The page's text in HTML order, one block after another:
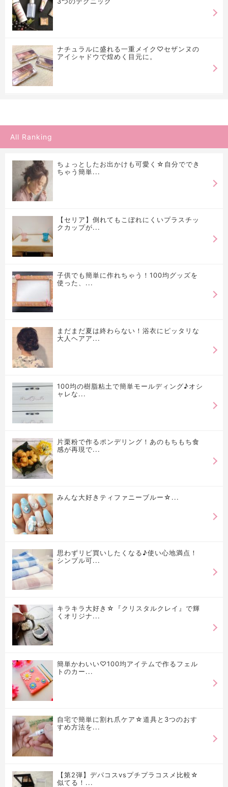
ナチュラルに盛れる一重メイク♡セザンヌの
アイシャドウで煌めく目元に。
All Ranking
ちょっとしたお出かけも可愛く☆自分ででき
ちゃう簡単...
【セリア】倒れてもこぼれにくいプラスチッ
クカップが...
子供でも簡単に作れちゃう！100均グッズを
使った、...
まだまだ夏は終わらない！浴衣にピッタリな
大人ヘアア...
100均の樹脂粘土で簡単モールディング♪オシ
ャレな...
片栗粉で作るポンデリング！あのもちもち食
感が再現で...
みんな大好きティファニーブルー☆...
思わずリピ買いしたくなる♪使い心地満点！
シンプル可...
キラキラ大好き☆『クリスタルクレイ』で輝
くオリジナ...
簡単かわいい♡100均アイテムで作るフェル
トのカー...
自宅で簡単に割れ爪ケア☆道具と3つのおす
すめ方法を...
【第2弾】デパコスvsプチプラコスメ比較☆
似てる！...